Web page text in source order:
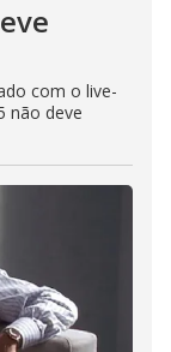
com o live-
não deve